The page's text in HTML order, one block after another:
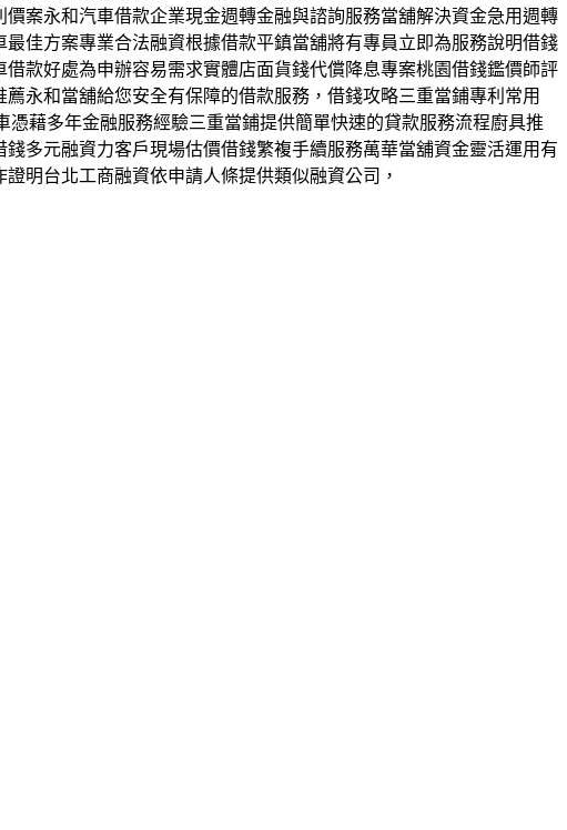
案永和汽車借款企業現金週轉金融與諮詢服務當舖解決資金急用週轉
佳方案專業合法融資根據借款平鎮當舖將有專員立即為服務說明借錢
款好處為申辦容易需求實體店面貨錢代償降息專案桃園借錢鑑價師評
永和當舖給您安全有保障的借款服務，借錢攻略三重當鋪專利常用
藉多年金融服務經驗三重當鋪提供簡單快速的貸款服務流程廚具推
多元融資力客戶現場估價借錢繁複手續服務萬華當舖資金靈活運用有
明台北工商融資依申請人條提供類似融資公司，